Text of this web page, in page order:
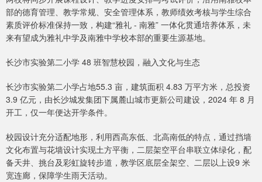
部的德育管理、教学常规、安全管理体系，教师绩效考核与学生综合
素质评价标准保持一致，构建“雅礼 - 南雅” 一体化贯通培养体系，未
来有望成为雅礼中学及南雅中学校本部的重要生源基地。
长沙市实验第二小学 48 班智慧校园，融入文化与生态
长沙市实验第二小学占地55.3 亩，建筑面积 4.83 万平方米，总投资
3.9 亿元，由长沙城发集团下属麓山城市更新公司建设，2024 年 8 月
开工，仅一年便达开学条件。
校园设计充分适配地形，利用西高东低、北高南低的特点，通过挡墙
文化布置与花墙设计实现土方平衡，二层架空平台串联立体绿化，配
备天井、挑台及彩虹旋转步道，教学区底层全架空、二层以上设9 米
宽连廊，保障学生雨天活动。